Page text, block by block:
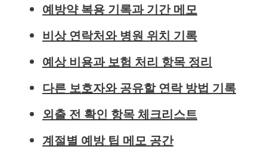
예방약 복용 기록과 기간 메모
비상 연락처와 병원 위치 기록
예상 비용과 보험 처리 항목 정리
다른 보호자와 공유할 연락 방법 기록
외출 전 확인 항목 체크리스트
계절별 예방 팁 메모 공간